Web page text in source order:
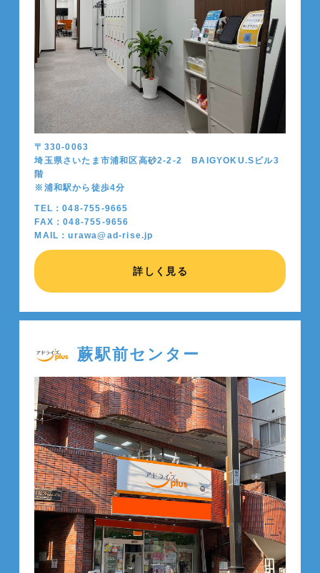
〒330-0063
埼玉県さいたま市浦和区高砂2-2-2 BAIGYOKU.Sビル3
階
※浦和駅から徒歩4分
TEL：048-755-9665
FAX：048-755-9656
MAIL：urawa@ad-rise.jp
詳しく見る
蕨駅前センター